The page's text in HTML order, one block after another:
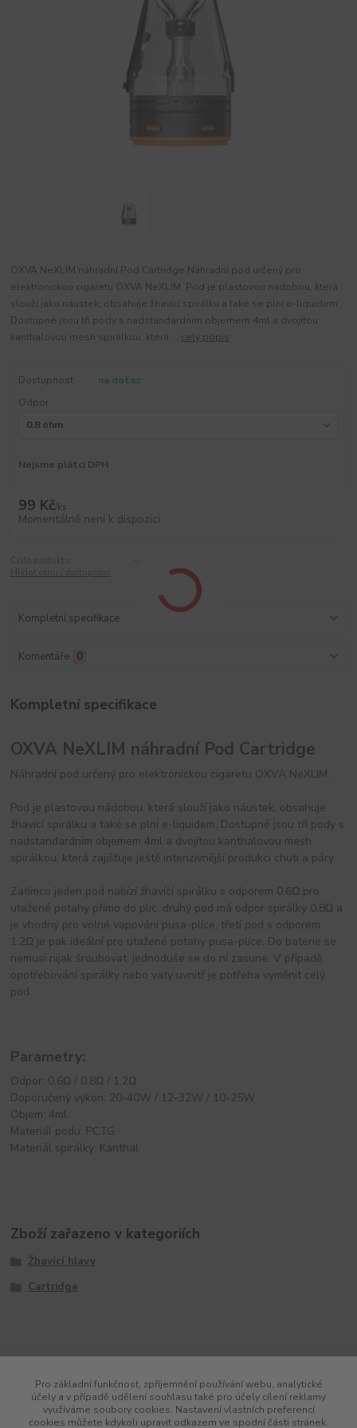
OXVA NeXLIM náhradní Pod Cartridge Náhradní pod určený pro
elektronickou cigaretu OXVA NeXLIM. Pod je plastovou nádobou, která
slouží jako náustek, obsahuje žhavící spirálku a také se plní e-liquidem.
Dostupné jsou tři pody s nadstandardním objemem 4ml a dvojitou
kanthalovou mesh spirálkou, která ... celý popis
Dostupnost
na dotaz
Odpor
Nejsme plátci DPH
99 Kč/ks
Momentálně není k dispozici
Kompletní specifikace
Komentáře 0
Kompletní specifikace
OXVA NeXLIM náhradní Pod Cartridge
Náhradní pod určený pro elektronickou cigaretu OXVA NeXLIM.
Pod je plastovou nádobou, která slouží jako náustek, obsahuje
žhavící spirálku a také se plní e-liquidem. Dostupné jsou tři pody s
nadstandardním objemem 4ml a dvojitou kanthalovou mesh
spirálkou, která zajišťuje ještě intenzivnější produkci chuti a páry.
Zatímco jeden pod nabízí žhavící spirálku s odporem 0,6Ω pro
utažené potahy přímo do plic, druhý pod má odpor spirálky 0,8Ω a
je vhodný pro volné vapování pusa-plíce, třetí pod s odporem
1,2Ω je pak ideální pro utažené potahy pusa-plíce. Do baterie se
nemusí nijak šroubovat, jednoduše se do ní zasune. V případě
opotřebování spirálky nebo vaty uvnitř je potřeba vyměnit celý
pod.
Parametry:
Odpor: 0,6Ω / 0,8Ω / 1,2Ω
Doporučený výkon: 20-40W / 12-32W / 10-25W
Objem: 4ml
Materiál podu: PCTG
Materiál spirálky: Kanthal
Zboží zařazeno v kategoriích
Žhavící hlavy
Cartridge
Pro základní funkčnost, zpříjemnění používání webu, analytické
účely a v případě udělení souhlasu také pro účely cílení reklamy
využíváme soubory cookies. Nastavení vlastních preferencí
cookies můžete kdykoli upravit odkazem ve spodní části stránek.